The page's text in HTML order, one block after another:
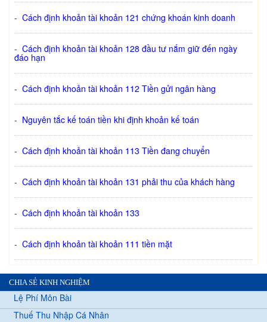
- Cách định khoản tài khoản 121 chứng khoán kinh doanh
- Cách định khoản tài khoản 128 đầu tư nắm giữ đến ngày
đáo hạn
- Cách định khoản tài khoản 112 Tiền gửi ngân hàng
- Nguyên tắc kế toán tiền khi định khoản kế toán
- Cách định khoản tài khoản 113 Tiền đang chuyển
- Cách định khoản tài khoản 131 phải thu của khách hàng
- Cách định khoản tài khoản 133
- Cách định khoản tài khoản 111 tiền mặt
CHIA SẺ KINH NGHIỆM
Lệ Phí Môn Bài
Thuế Thu Nhập Cá Nhân